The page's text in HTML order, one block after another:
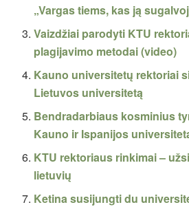
„Vargas tiems, kas ją
Vaizdžiai parodyti KTU
plagijavimo metodai (video)
Kauno universitetų rektoriai
Lietuvos universitetą
Bendradarbiaus kosminius
Kauno ir Ispanijos
KTU rektoriaus rinkimai –
lietuvių
Ketina susijungti du